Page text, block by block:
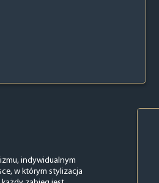
indywidualnym
w którym stylizacja